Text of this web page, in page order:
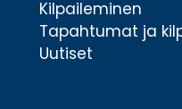
Kilpaileminen
Tapahtumat ja
Uutiset